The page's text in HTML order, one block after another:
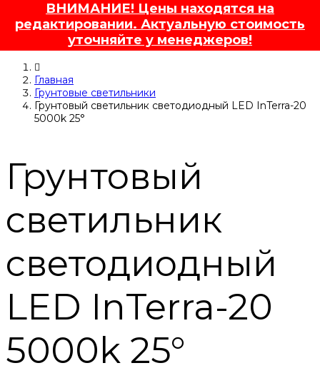
ВНИМАНИЕ! Цены находятся на
редактировании. Актуальную стоимость
уточняйте у менеджеров!
Главная
Грунтовые светильники
Грунтовый светильник светодиодный LED InTerra-20
5000k 25°
Грунтовый
светильник
светодиодный
LED InTerra-20
5000k 25°